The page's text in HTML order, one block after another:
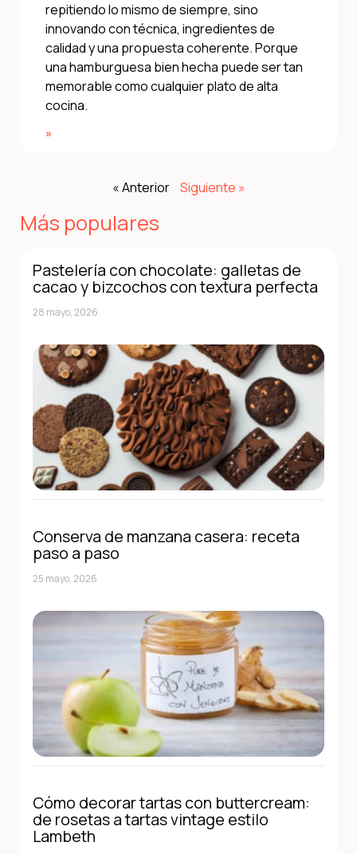
repitiendo lo mismo de siempre, sino
innovando con técnica, ingredientes de
calidad y una propuesta coherente. Porque
una hamburguesa bien hecha puede ser tan
memorable como cualquier plato de alta
cocina.
»
« Anterior Siguiente »
Más populares
Pastelería con chocolate: galletas de
cacao y bizcochos con textura perfecta
28 mayo, 2026
Conserva de manzana casera: receta
paso a paso
25 mayo, 2026
Cómo decorar tartas con buttercream:
de rosetas a tartas vintage estilo
Lambeth